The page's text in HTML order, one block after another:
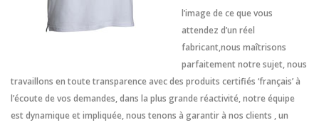
l’image de ce que vous
attendez d’un réel
fabricant,nous maîtrisons
parfaitement notre sujet, nous
travaillons en toute transparence avec des produits certifiés ‘français’ à
l’écoute de vos demandes, dans la plus grande réactivité, notre équipe
est dynamique et impliquée, nous tenons à garantir à nos clients , un